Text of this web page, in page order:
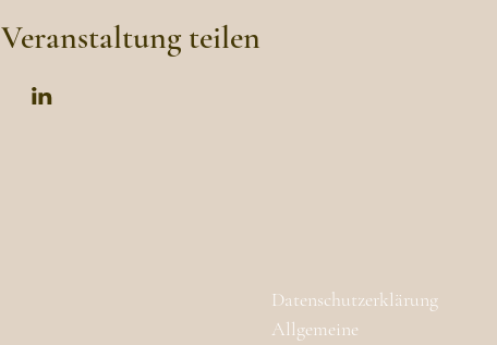
teilen
Datenschutzerklärung
Allgemeine